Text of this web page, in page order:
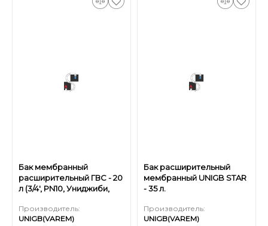
Бак мембранный
расширительный ГВС - 20
л (3/4', PN10, Униджиби,
Производитель:
UNIGB(VAREM)
Бак расширительный
мембранный UNIGB STAR
- 35 л.
Производитель:
UNIGB(VAREM)